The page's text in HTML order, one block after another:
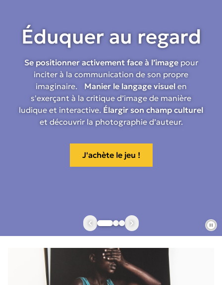
Éduquer au regard
Se positionner activement face à l’imagepour
inciter à la communication de son propre
imaginaire. Manier le langage visuel en
s'exerçant à la critique d’image de manière
ludique et interactive. Élargir son champ culturel
et découvrir la photographie d’auteur.
J'achète le jeu !